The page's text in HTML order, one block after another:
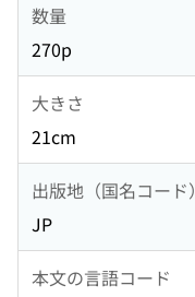
数量
270p
大きさ
21cm
出版地（国名コード）
JP
本文の言語コード